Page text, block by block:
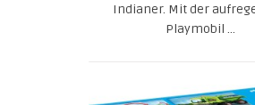
Indianer. Mit der
Playmobil ...